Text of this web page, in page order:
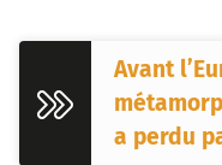
Avant
a perdu